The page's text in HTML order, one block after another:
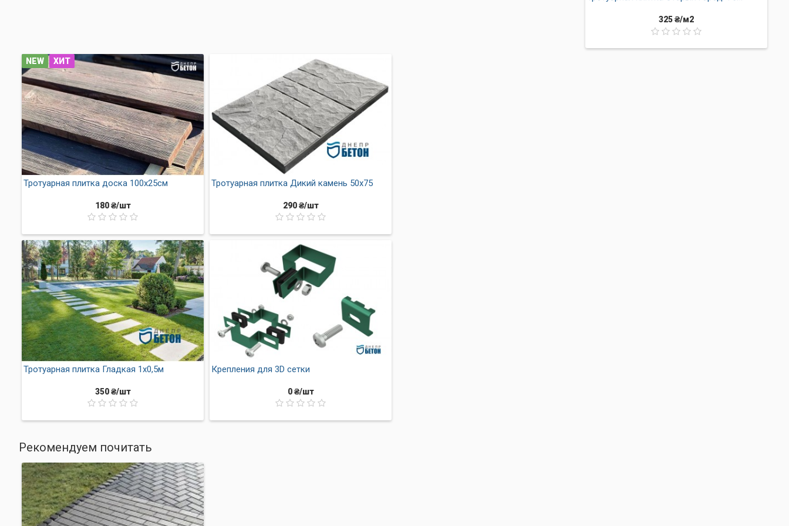
Плитка тротуарная 30х30 Песчаник идеально подходит для мощения придомовой территории, пешеходных дорожек, площадок
Бетонобладает высокой морозоустойчивостью
холодными зимами.
Плитка износостойка
Вода свободно уходит через швы, заполненные песком. Это
более устойчивым к атмосферным воздействиям.
325 ₴/м2
NEW ХИТ
Тротуарная плитка доска 100х25см
180 ₴/шт
Тротуарная плитка Дикий камень 50х75
290 ₴/шт
Тротуарная плитка Гладкая 1х0,5м
350 ₴/шт
Крепления для 3D сетки
0 ₴/шт
Рекомендуем почитать